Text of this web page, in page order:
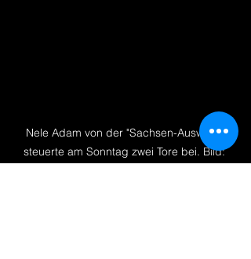
Nele Adam von der "Sachsen-Auswahl"
steuerte am Sonntag zwei Tore bei. Bild: